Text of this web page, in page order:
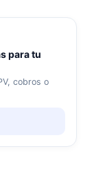
para tu
cobros o